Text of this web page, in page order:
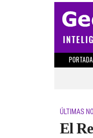
PORTADA
ÚLTIMAS
El